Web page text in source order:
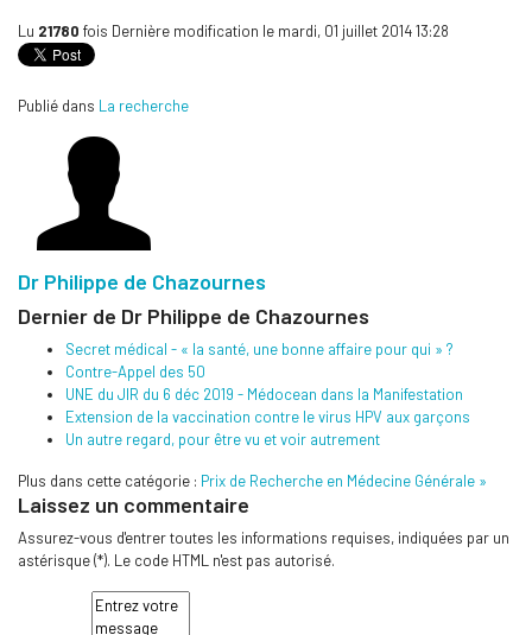
Lu 21780 fois Dernière modification le mardi, 01 juillet 2014 13:28
Publié dans La recherche
Dr Philippe de Chazournes
Dernier de Dr Philippe de Chazournes
Secret médical - « la santé, une bonne affaire pour qui » ?
Contre-Appel des 50
UNE du JIR du 6 déc 2019 - Médocean dans la Manifestation
Extension de la vaccination contre le virus HPV aux garçons
Un autre regard, pour être vu et voir autrement
Plus dans cette catégorie : Prix de Recherche en Médecine Générale »
Laissez un commentaire
Assurez-vous d'entrer toutes les informations requises, indiquées par un
astérisque (*). Le code HTML n'est pas autorisé.